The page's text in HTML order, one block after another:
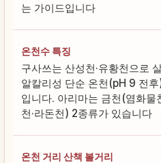
는 가이드입니다
온천수 특징
구사쓰는 산성천·유황천으로
알칼리성 단순 온천(pH 9 전
입니다. 아리마는 금천(염화물
천·라돈천) 2종류가 있습니다
온천 거리 산책 볼거리